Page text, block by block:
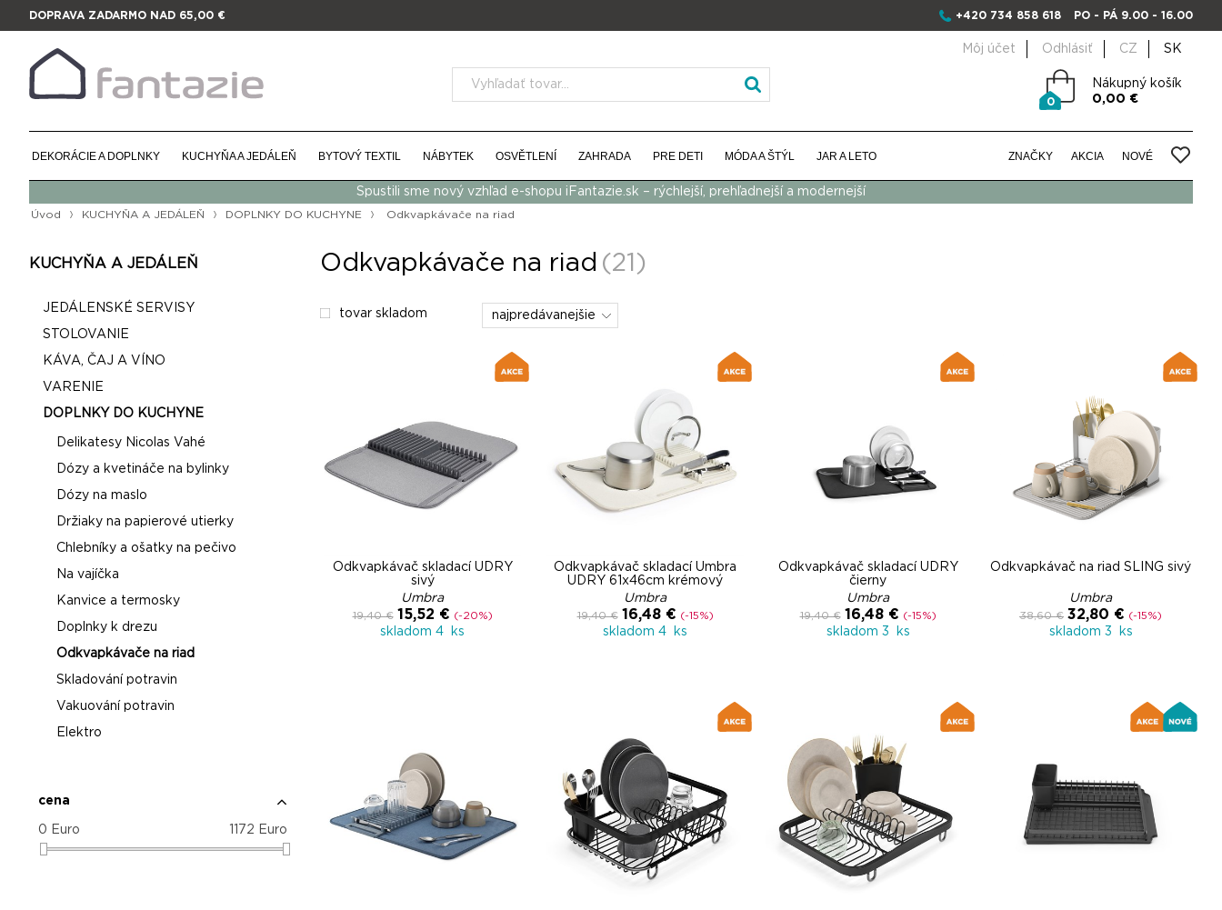
DOPRAVA ZADARMO NAD 65,00 € +420 734 858 618 PO - PÁ 9.00 - 16.00
Môj účet Odhlásiť CZ SK
Nákupný košík
0,00 €
0
DEKORÁCIE A DOPLNKY KUCHYŇA A JEDÁLEŇ BYTOVÝ TEXTIL NÁBYTEK OSVĚTLENÍ ZAHRADA PRE DETI MÓDA A ŠTÝL JAR A LETO ZNAČKY AKCIA NOVÉ
Spustili sme nový vzhľad e-shopu iFantazie.sk – rýchlejší, prehľadnejší a modernejší
Úvod KUCHYŇA A JEDÁLEŇ DOPLNKY DO KUCHYNE Odkvapkávače na riad
KUCHYŇA A JEDÁLEŇ
JEDÁLENSKÉ SERVISY
STOLOVANIE
KÁVA, ČAJ A VÍNO
VARENIE
DOPLNKY DO KUCHYNE
Delikatesy Nicolas Vahé
Dózy a kvetináče na bylinky
Dózy na maslo
Držiaky na papierové utierky
Chlebníky a ošatky na pečivo
Na vajíčka
Kanvice a termosky
Doplnky k drezu
Odkvapkávače na riad
Skladování potravin
Vakuování potravin
Elektro
cena
0 Euro 1172 Euro
Odkvapkávače na riad (21)
tovar skladom
Odkvapkávač skladací UDRY
sivý
Umbra
19,40 € 15,52 € (-20%)
skladom 4 ks
Odkvapkávač skladací Umbra
UDRY 61x46cm krémový
Umbra
19,40 € 16,48 € (-15%)
skladom 4 ks
Odkvapkávač skladací UDRY
čierny
Umbra
19,40 € 16,48 € (-15%)
skladom 3 ks
Odkvapkávač na riad SLING sivý
Umbra
38,60 € 32,80 € (-15%)
skladom 3 ks